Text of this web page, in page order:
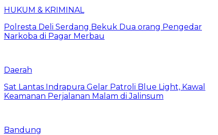
HUKUM & KRIMINAL
Polresta Deli Serdang Bekuk Dua orang Pengedar
Narkoba di Pagar Merbau
Daerah
Sat Lantas Indrapura Gelar Patroli Blue Light, Kawal
Keamanan Perjalanan Malam di Jalinsum
Bandung